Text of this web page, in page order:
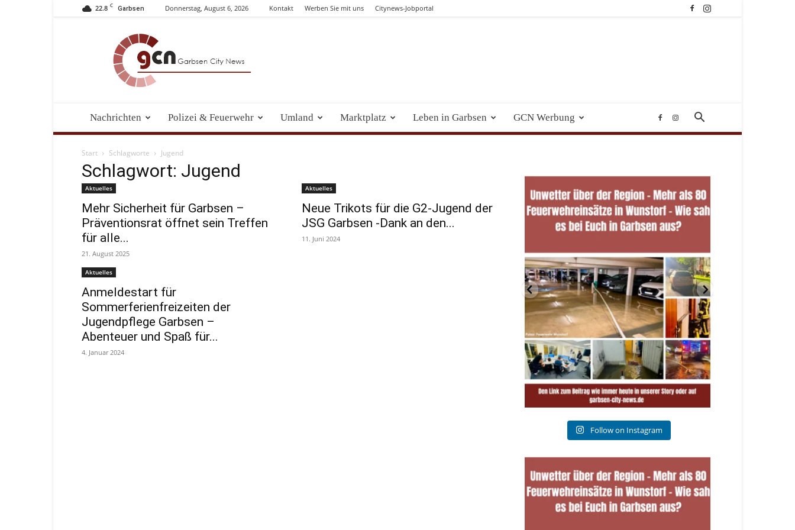
22.8 C Garbsen Donnerstag, August 6, 2026 Kontakt Werben Sie mit uns Citynews-Jobportal
News
Nachrichten Polizei & Feuerwehr Umland Marktplatz Leben in Garbsen GCN Werbung
Start Schlagworte Jugend
Schlagwort: Jugend
Aktuelles
Mehr Sicherheit für Garbsen –
Präventionsrat öffnet sein Treffen
für alle...
21. August 2025
Aktuelles
Neue Trikots für die G2-Jugend der
JSG Garbsen -Dank an den...
11. Juni 2024
Aktuelles
Anmeldestart für
Sommerferienfreizeiten der
Jugendpflege Garbsen –
Abenteuer und Spaß für...
4. Januar 2024
Follow on Instagram